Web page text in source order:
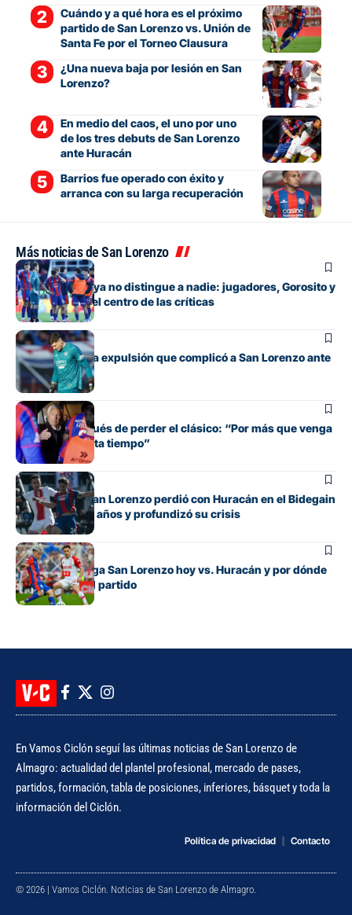
Cuándo y a qué hora es el próximo
partido de San Lorenzo vs. Unión de
Santa Fe por el Torneo Clausura
¿Una nueva baja por lesión en San
Lorenzo?
En medio del caos, el uno por uno
de los tres debuts de San Lorenzo
ante Huracán
Barrios fue operado con éxito y
arranca con su larga recuperación
Más noticias de San Lorenzo
Fútbol
La bronca que ya no distingue a nadie: jugadores, Gorosito y
dirigentes, en el centro de las críticas
Fútbol
Orlando Gill y la expulsión que complicó a San Lorenzo ante
Huracán
Fútbol
Gorosito, después de perder el clásico: “Por más que venga
Pelé, se necesita tiempo”
Fútbol
Vergonzoso: San Lorenzo perdió con Huracán en el Bidegain
después de 25 años y profundizó su crisis
Fútbol
A qué hora juega San Lorenzo hoy vs. Huracán y por dónde
se puede ver el partido
En Vamos Ciclón seguí las últimas noticias de San Lorenzo de
Almagro: actualidad del plantel profesional, mercado de pases,
partidos, formación, tabla de posiciones, inferiores, básquet y toda la
información del Ciclón.
Política de privacidad Contacto
© 2026 | Vamos Ciclón. Noticias de San Lorenzo de Almagro.